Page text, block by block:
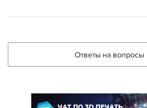
Ответы на вопросы